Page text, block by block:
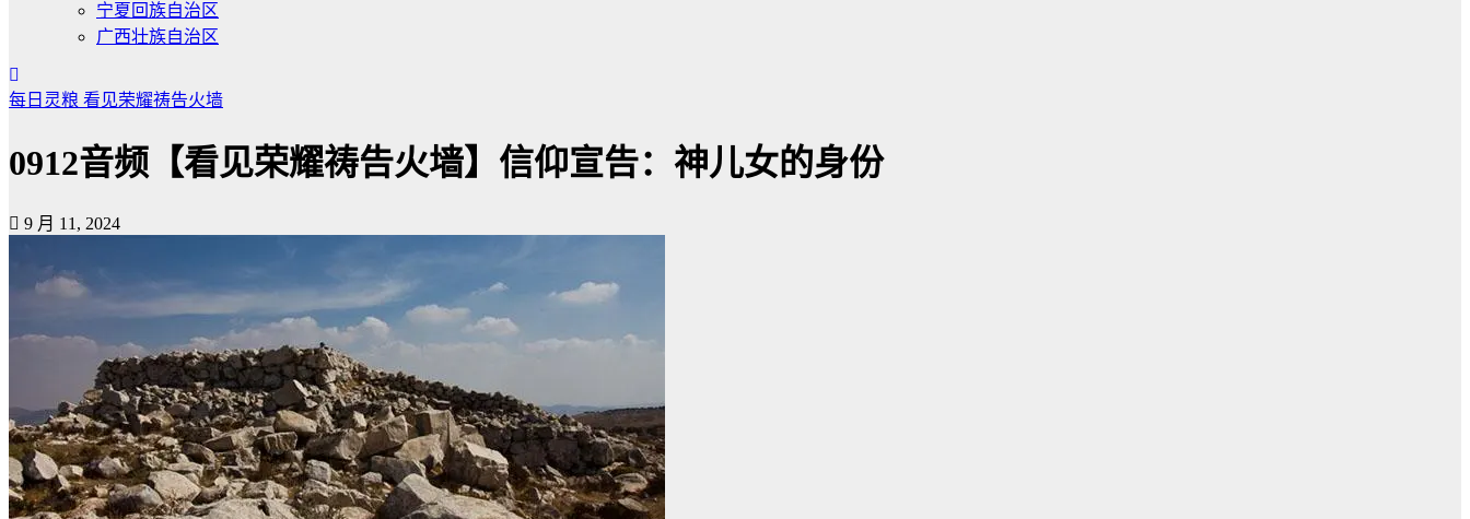
宁夏回族自治区
广西壮族自治区
每日灵粮 看见荣耀祷告火墙
0912音频【看见荣耀祷告火墙】信仰宣告：神儿女的身份
9 月 11, 2024